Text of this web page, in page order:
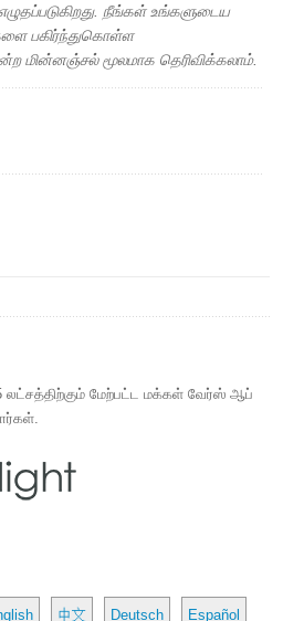
நீங்கள் உங்களுடைய
பகிர்ந்துகொள்ள
மின்னஞ்சல் மூலமாக தெரிவிக்கலாம்.
லட்சத்திற்கும் மேற்பட்ட மக்கள் வேர்ஸ் ஆப்
中文 Deutsch Español